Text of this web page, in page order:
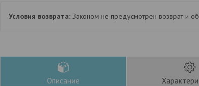
Законом не предусмотрен возврат и
Описание